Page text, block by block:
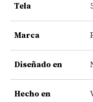
Tela
Marca
Diseñado en
Hecho en